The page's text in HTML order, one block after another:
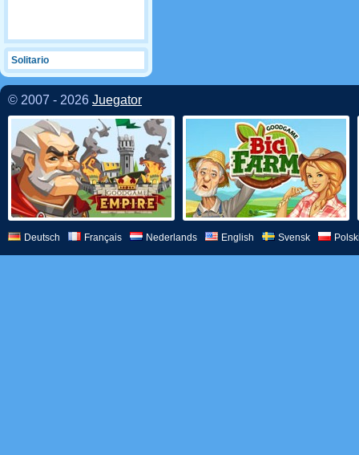
Solitario
© 2007 - 2026 Juegator
Deutsch Français Nederlands English Svensk